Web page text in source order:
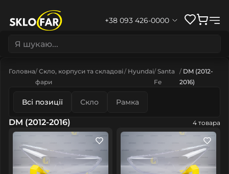
+38 093 426-0000
Головна Скло, корпуси та складові
фари
Hyundai Santa
Fe
DM (2012-
2016)
Всі позиції Скло Рамка
DM (2012-2016) 4 товара